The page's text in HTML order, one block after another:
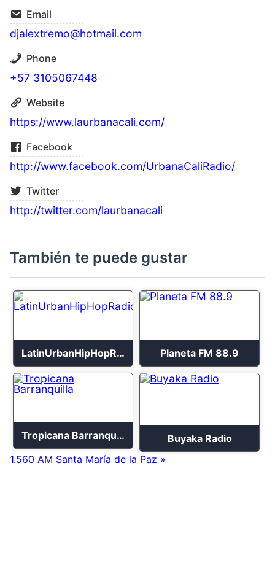
Email
djalextremo@hotmail.com
Phone
+57 3105067448
Website
https://www.laurbanacali.com/
Facebook
http://www.facebook.com/UrbanaCaliRadio/
Twitter
http://twitter.com/laurbanacali
También te puede gustar
LatinUrbanHipHopRadio Planeta FM 88.9
Tropicana Barranquilla
Buyaka Radio
1.560 AM Santa María de la Paz »